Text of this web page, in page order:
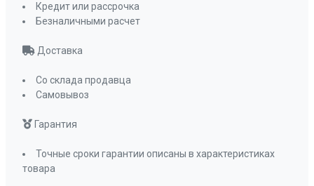
Кредит или рассрочка
Безналичными расчет
Доставка
Со склада продавца
Самовывоз
Гарантия
Точные сроки гарантии описаны в характеристиках
товара